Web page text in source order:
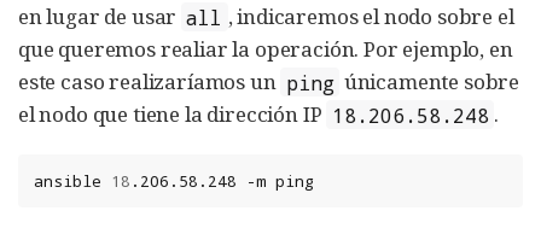
en lugar de usar all , indicaremos el nodo sobre el
que queremos realiar la operación. Por ejemplo, en
este caso realizaríamos un ping únicamente sobre
el nodo que tiene la dirección IP 18.206.58.248 .
ansible 18 .206.58.248 -m ping